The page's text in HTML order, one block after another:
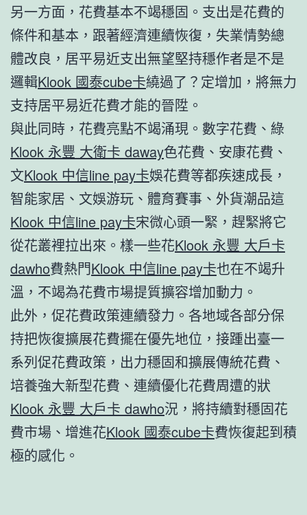
另一方面，花費基本不竭穩固。支出是花費的
條件和基本，跟著經濟連續恢復，失業情勢總
體改良，居平易近支出無望堅持穩作者是不是
邏輯Klook 國泰cube卡繞過了？定增加，將無力
支持居平易近花費才能的晉陞。
與此同時，花費亮點不竭涌現。數字花費、綠
Klook 永豐 大衛卡 daway色花費、安康花費、
文Klook 中信line pay卡娛花費等都疾速成長，
智能家居、文娛游玩、體育賽事、外貨潮品這
Klook 中信line pay卡宋微心頭一緊，趕緊將它
從花叢裡拉出來。樣一些花Klook 永豐 大戶卡
dawho費熱門Klook 中信line pay卡也在不竭升
溫，不竭為花費市場提質擴容增加動力。
此外，促花費政策連續發力。各地域各部分保
持把恢復擴展花費擺在優先地位，接踵出臺一
系列促花費政策，出力穩固和擴展傳統花費、
培養強大新型花費、連續優化花費周遭的狀
Klook 永豐 大戶卡 dawho況，將持續對穩固花
費市場、增進花Klook 國泰cube卡費恢復起到積
極的感化。